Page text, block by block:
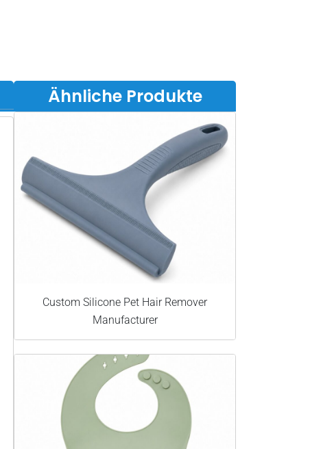
Ähnliche Produkte
Custom Silicone Pet Hair Remover
Manufacturer